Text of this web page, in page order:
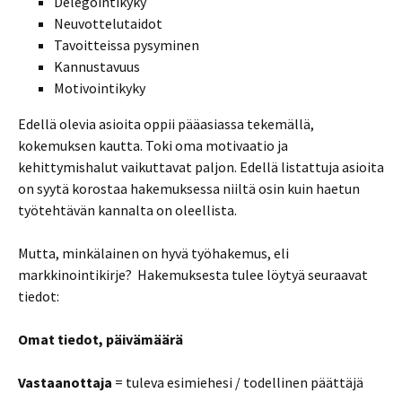
Neuvottelutaidot
Tavoitteissa pysyminen
Kannustavuus
Motivointikyky
Edellä olevia asioita oppii pääasiassa tekemällä,
kokemuksen kautta. Toki oma motivaatio ja
kehittymishalut vaikuttavat paljon. Edellä listattuja asioita
on syytä korostaa hakemuksessa niiltä osin kuin haetun
työtehtävän kannalta on oleellista.
Mutta, minkälainen on hyvä työhakemus, eli
markkinointikirje? Hakemuksesta tulee löytyä seuraavat
tiedot:
Omat tiedot, päivämäärä
Vastaanottaja = tuleva esimiehesi / todellinen päättäjä